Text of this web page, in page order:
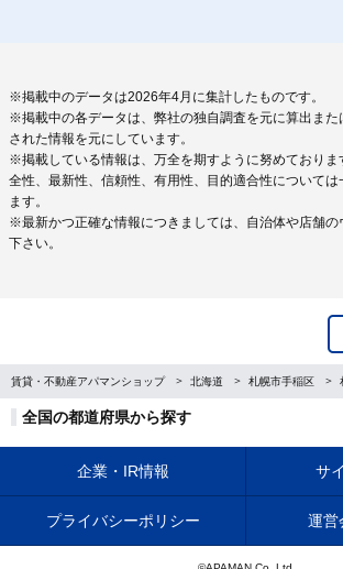
※掲載中のデータは2026年4月に集計したものです。
※掲載中の各データは、弊社の独自調査を元に算出また
された情報を元にしています。
※掲載している情報は、万全を期すように努めておりま
全性、最新性、信頼性、有用性、目的適合性については
ます。
※最新かつ正確な情報につきましては、自治体や店舗の
下さい。
賃貸・不動産アパマンショップ 北海道 札幌市手稲区
全国の都道府県から探す
企業・IR情報 サ
プライバシーポリシー 運営